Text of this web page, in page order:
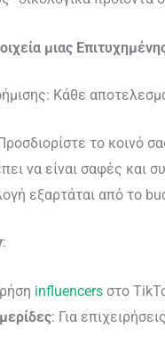
μιας
Κάθε
το κοινό
να είναι σαφές και
εξαρτάται από το
:
influencers στο
: Για